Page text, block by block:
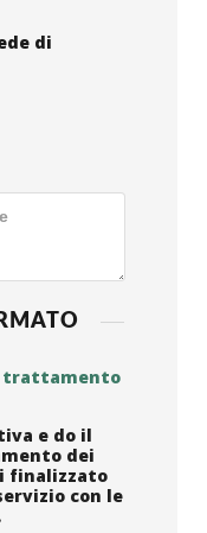
di
trattamento
e do il
dei
finalizzato
con le